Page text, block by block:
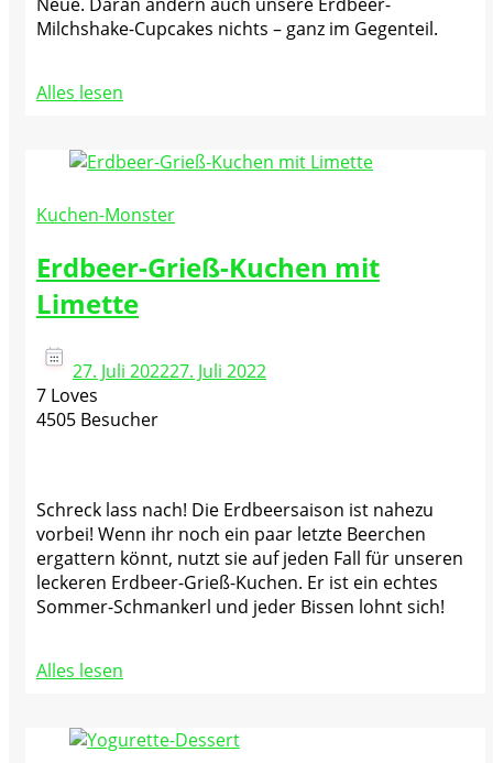
Neue. Daran ändern auch unsere Erdbeer-
Milchshake-Cupcakes nichts – ganz im Gegenteil.
Alles lesen
Kuchen-Monster
Erdbeer-Grieß-Kuchen mit
Limette
27. Juli 202227. Juli 2022
7 Loves
4505 Besucher
Schreck lass nach! Die Erdbeersaison ist nahezu
vorbei! Wenn ihr noch ein paar letzte Beerchen
ergattern könnt, nutzt sie auf jeden Fall für unseren
leckeren Erdbeer-Grieß-Kuchen. Er ist ein echtes
Sommer-Schmankerl und jeder Bissen lohnt sich!
Alles lesen